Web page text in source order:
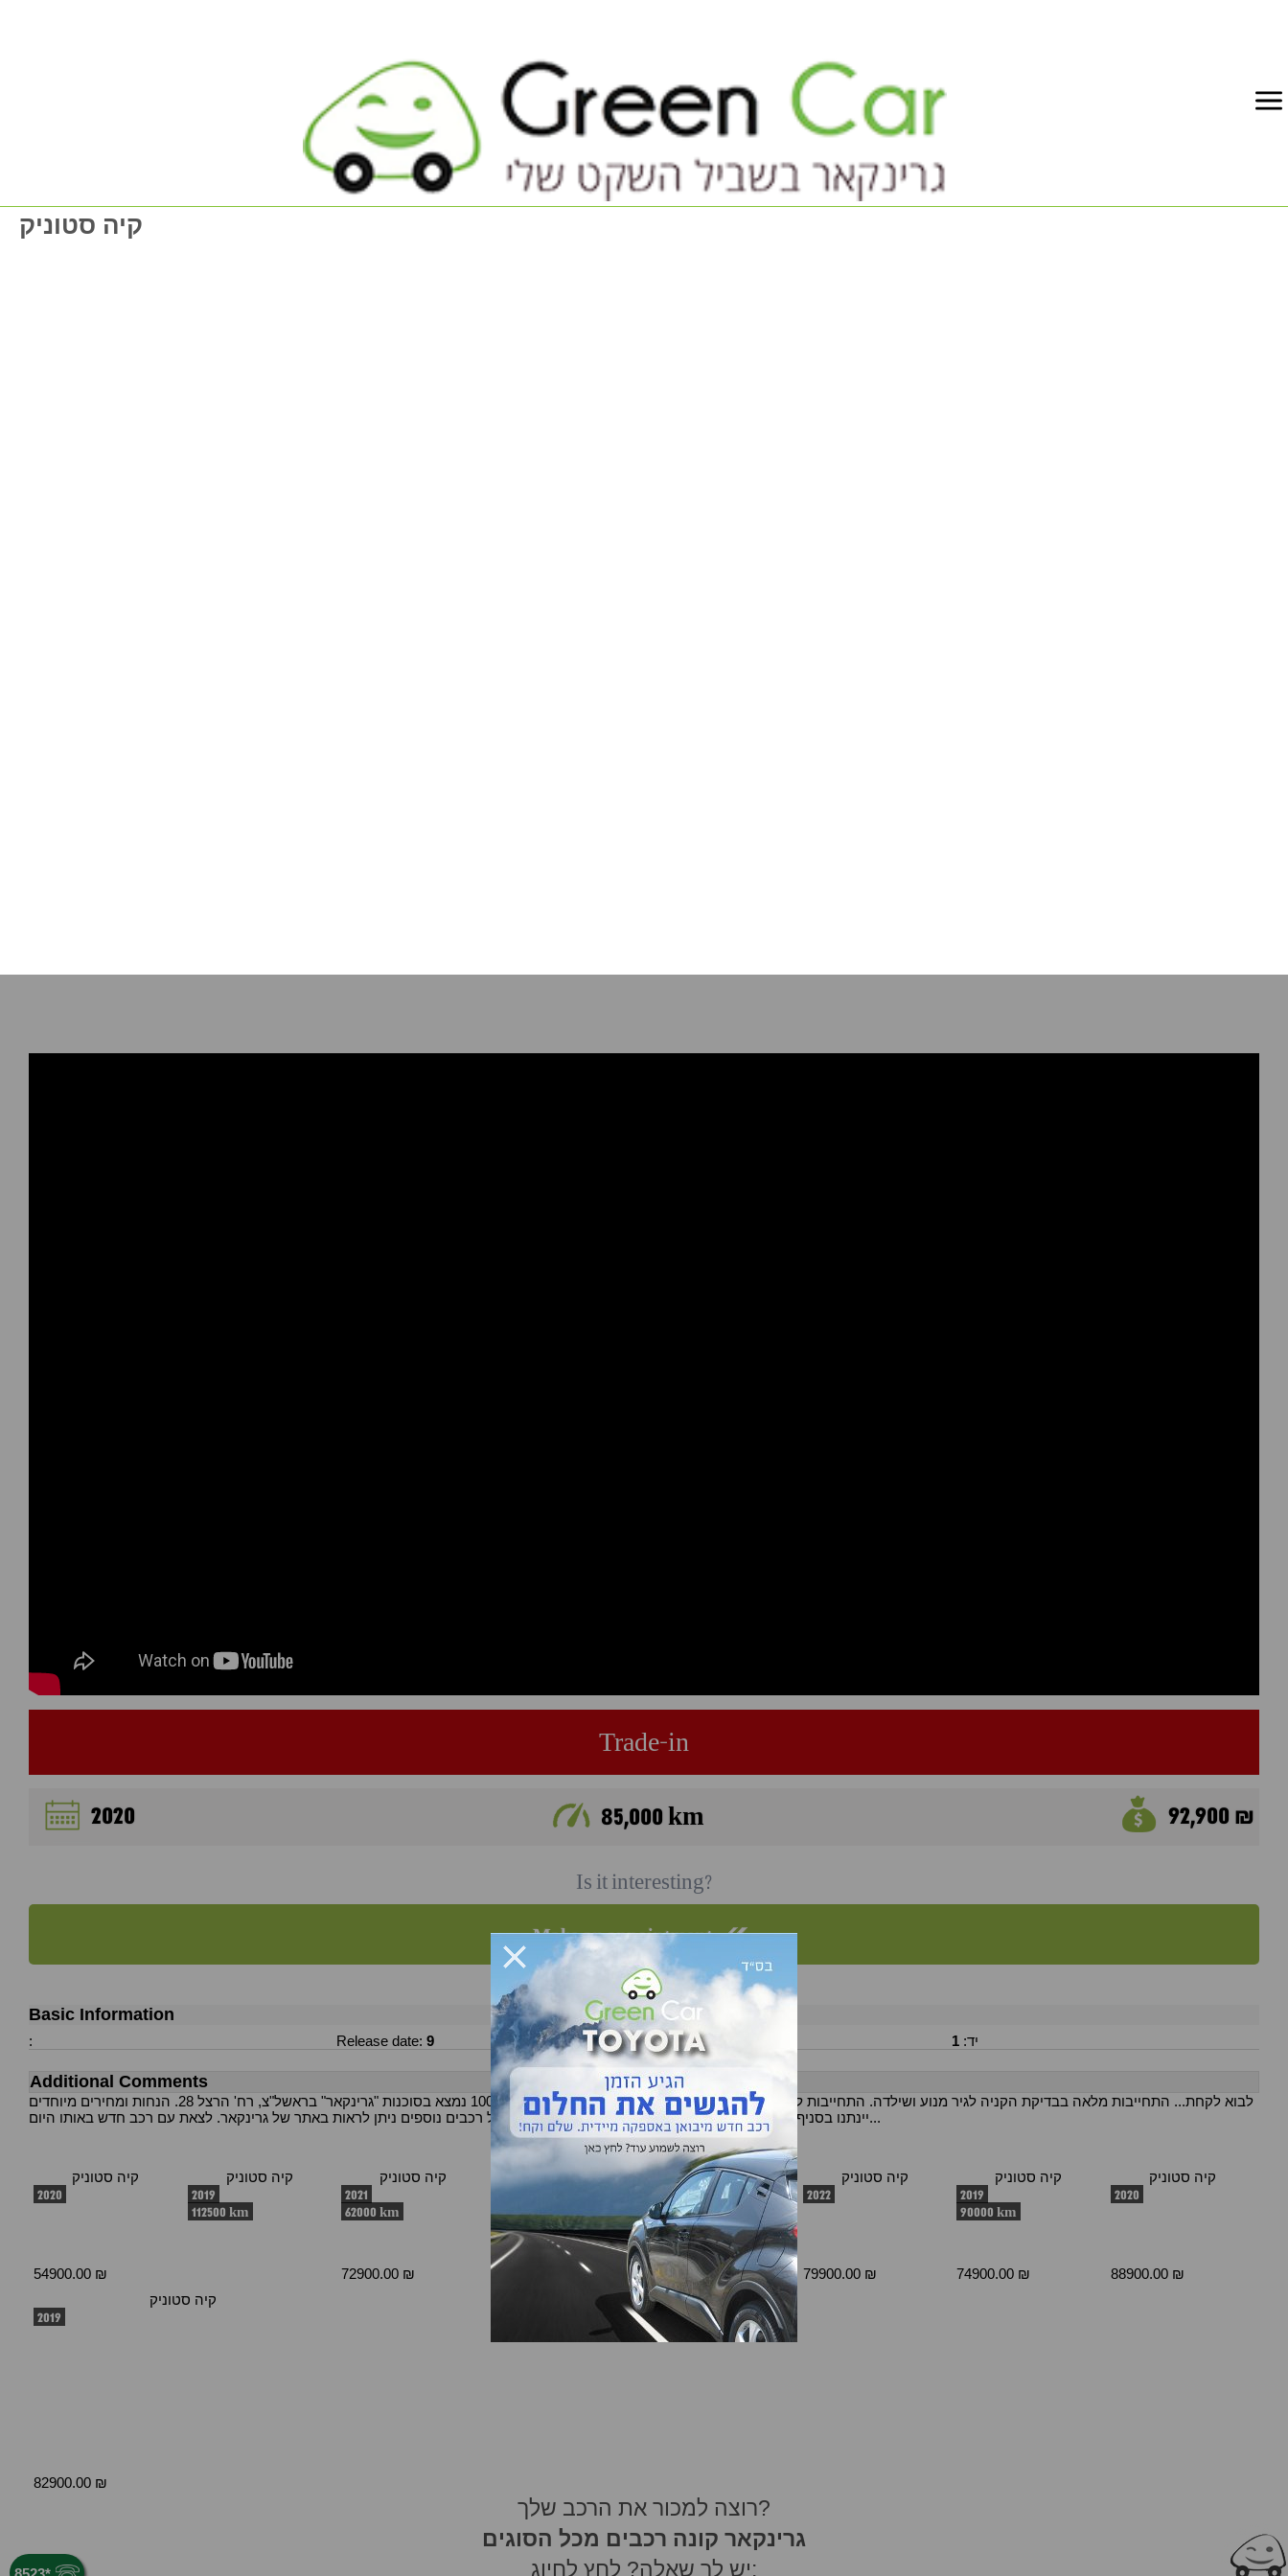
קיה סטוניק
Trade-in
2020 85,000 km 92,900 ₪
Is it interesting?
Make an appointment
077-408-05-51
Basic Information
: Release date: 9 Color: Blue יד: 1
Additional Comments
לבוא לקחת... התחייבות מלאה בבדיקת הקניה לגיר מנוע ושילדה. התחייבות לקנייה חוזרת עד 5 שנים. מגוון אפשרויות מימון עד 100% נמצא בסוכנות "גרינקאר" בראשל"צ, רח' הרצל 28. הנחות ומחירים מיוחדים
יינתנו בסניף, יחס אישי לכל לקוח שקיפות מלאה!!! מבחר ענק של רכבים נוספים ניתן לראות באתר של גרינקאר. לצאת עם רכב חדש באותו היום...
Similar Cars
קיה סטוניק
2020
54900.00 ₪
קיה סטוניק
2019
112500 km
קיה סטוניק
2021
62000 km
72900.00 ₪
קיה סטוניק קיה סטוניק
2024
15000 km
104900.00 ₪
קיה סטוניק
2022
79900.00 ₪
קיה סטוניק
2019
90000 km
74900.00 ₪
קיה סטוניק
2020
88900.00 ₪
קיה סטוניק
2019
82900.00 ₪
רוצה למכור את הרכב שלך?
גרינקאר קונה רכבים מכל הסוגים
יש לך שאלה? לחץ לחיוג: